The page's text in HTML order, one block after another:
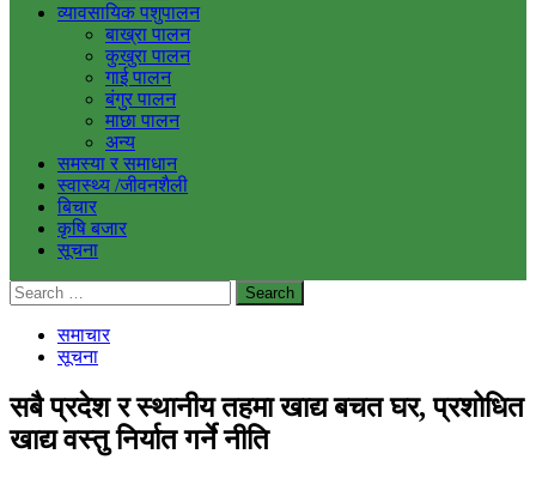
व्यावसायिक पशुपालन
बाख्रा पालन
कुखुरा पालन
गाई पालन
बंगुर पालन
माछा पालन
अन्य
समस्या र समाधान
स्वास्थ्य /जीवनशैली
बिचार
कृषि बजार
सूचना
Search
for:
समाचार
सूचना
सबै प्रदेश र स्थानीय तहमा खाद्य बचत घर, प्रशोधित
खाद्य वस्तु निर्यात गर्ने नीति